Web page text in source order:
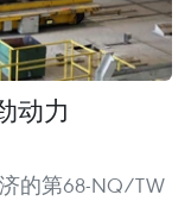
动力
的第68-NQ/TW